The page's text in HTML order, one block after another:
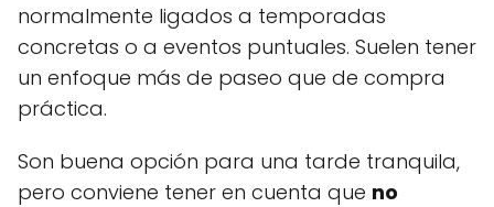
normalmente ligados a temporadas
concretas o a eventos puntuales. Suelen tener
un enfoque más de paseo que de compra
práctica.
Son buena opción para una tarde tranquila,
pero conviene tener en cuenta que no